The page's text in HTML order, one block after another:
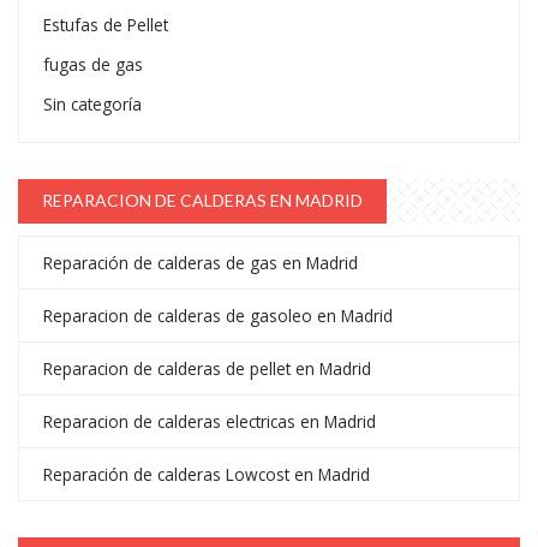
Estufas de Pellet
fugas de gas
Sin categoría
REPARACION DE CALDERAS EN MADRID
Reparación de calderas de gas en Madrid
Reparacion de calderas de gasoleo en Madrid
Reparacion de calderas de pellet en Madrid
Reparacion de calderas electricas en Madrid
Reparación de calderas Lowcost en Madrid